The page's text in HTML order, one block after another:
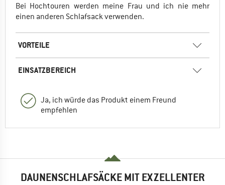
Bei Hochtouren werden meine Frau und ich nie mehr
einen anderen Schlafsack verwenden.
VORTEILE
EINSATZBEREICH
Ja, ich würde das Produkt einem Freund
empfehlen
DAUNENSCHLAFSÄCKE MIT EXZELLENTER